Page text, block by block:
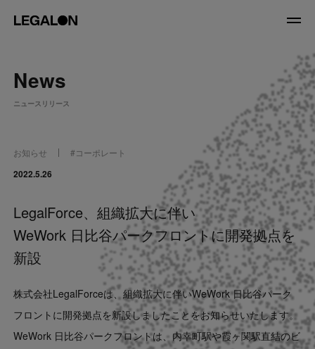
About
役員紹介
Service
News
Recruit
LegalOn Now
Contact
News
ニュースリリース
お知らせ #コーポレート
2022.5.26
LegalForce、組織拡大に伴い
WeWork 日比谷パークフロントに開発拠点を
新設
株式会社LegalForceは、組織拡大に伴いWeWork 日比谷パーク
フロントに開発拠点を新設しましたことをお知らせいたします。
WeWork 日比谷パークフロントは、内幸町駅や霞ヶ関駅直結のビ